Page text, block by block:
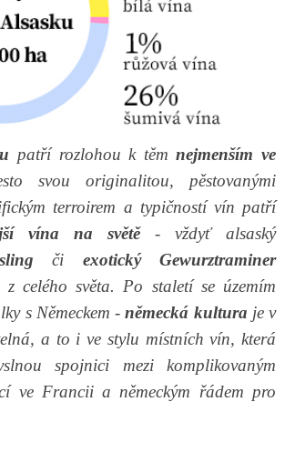
patří rozlohou k těmnejmenším ve
svou originalitou, pěstovanými
terroirem a typičností vín patří
vína na světě - vždyť alsaský
či exotický Gewurztraminer
celého světa. Po staletí se územím
s Německem -německá kultura je v
a to i ve stylu místních vín, která
spojnici mezi komplikovaným
ve Francii a německým řádem pro